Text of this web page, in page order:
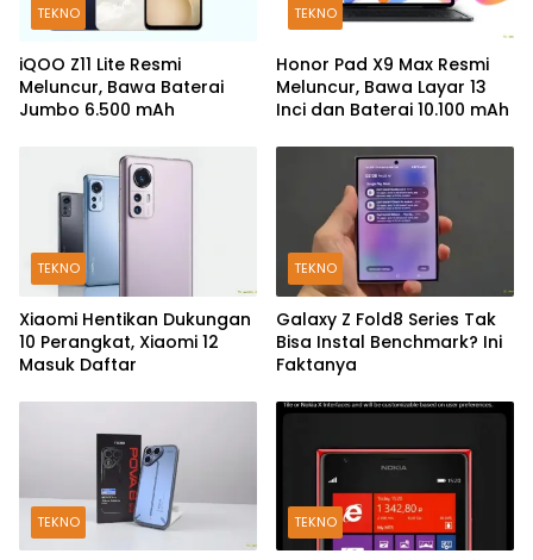
TEKNO
iQOO Z11 Lite Resmi
Meluncur, Bawa Baterai
Jumbo 6.500 mAh
TEKNO
Honor Pad X9 Max Resmi
Meluncur, Bawa Layar 13
Inci dan Baterai 10.100 mAh
TEKNO
Xiaomi Hentikan Dukungan
10 Perangkat, Xiaomi 12
Masuk Daftar
TEKNO
Galaxy Z Fold8 Series Tak
Bisa Instal Benchmark? Ini
Faktanya
TEKNO TEKNO